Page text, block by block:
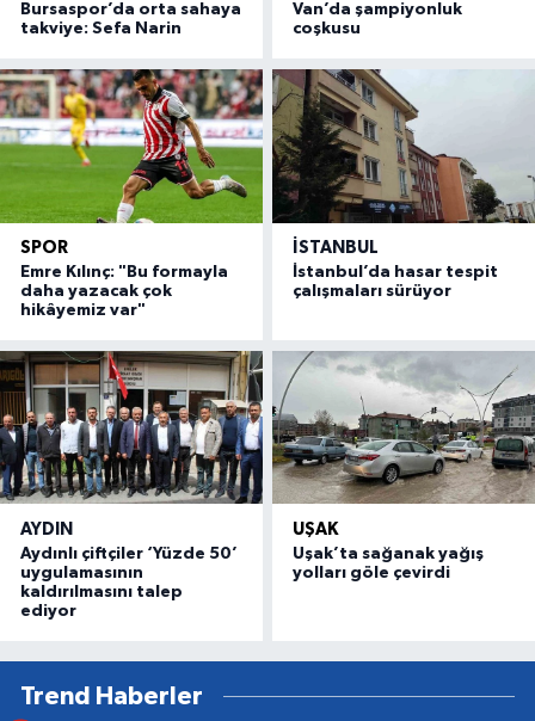
Bursaspor’da orta sahaya
takviye: Sefa Narin
Van’da şampiyonluk
coşkusu
SPOR
Emre Kılınç: "Bu formayla
daha yazacak çok
hikâyemiz var"
İSTANBUL
İstanbul’da hasar tespit
çalışmaları sürüyor
AYDIN
Aydınlı çiftçiler ‘Yüzde 50’
uygulamasının
kaldırılmasını talep
ediyor
UŞAK
Uşak’ta sağanak yağış
yolları göle çevirdi
Trend Haberler